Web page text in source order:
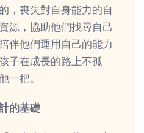
，喪失對自身能力的自
源，協助他們找尋自己
伴他們運用自己的能力
子在成長的路上不孤
一把。
的基礎